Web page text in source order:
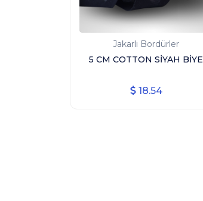
Jakarlı Bordürler
5 CM COTTON SİYAH BİYE
18.54